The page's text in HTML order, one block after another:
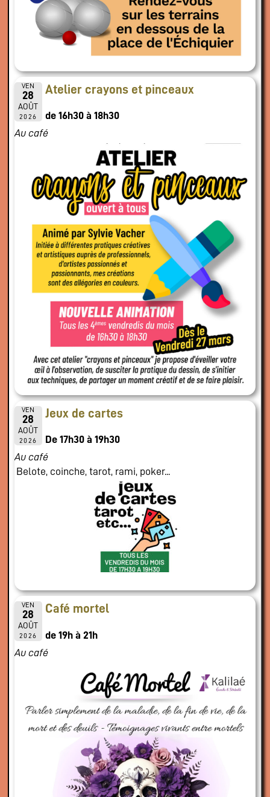
VEN
28
AOÛT
2026
Atelier crayons et pinceaux
de 16h30 à 18h30
Au café
VEN
28
AOÛT
2026
Jeux de cartes
De 17h30 à 19h30
Au café
Belote, coinche, tarot, rami, poker...
VEN
28
AOÛT
2026
Café mortel
de 19h à 21h
Au café